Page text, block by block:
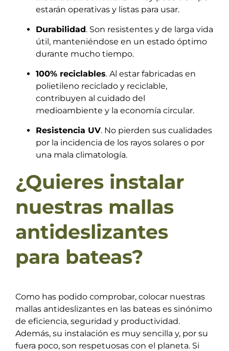
estarán operativas y listas para usar.
Durabilidad. Son resistentes y de larga vida
útil, manteniéndose en un estado óptimo
durante mucho tiempo.
100% reciclables. Al estar fabricadas en
polietileno reciclado y reciclable,
contribuyen al cuidado del
medioambiente y la economía circular.
Resistencia UV. No pierden sus cualidades
por la incidencia de los rayos solares o por
una mala climatología.
¿Quieres instalar
nuestras mallas
antideslizantes
para bateas?
Como has podido comprobar, colocar nuestras
mallas antideslizantes en las bateas es sinónimo
de eficiencia, seguridad y productividad.
Además, su instalación es muy sencilla y, por su
fuera poco, son respetuosas con el planeta. Si